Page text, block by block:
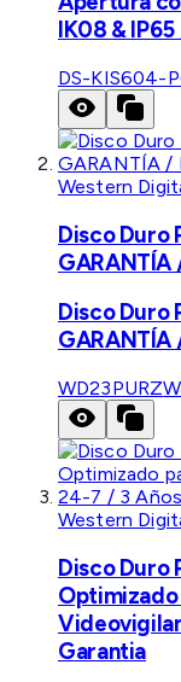
IK08 &
DS-KIS604-
Western
Disco Duro
Disco Duro
WD23PURZ
Western
Disco Duro
Optimizado
Garantia